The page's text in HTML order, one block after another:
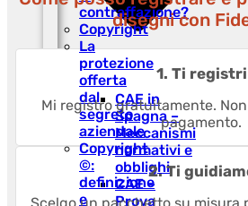
CAE in
Spagna –
Meccanismi
normativi e
obblighi
CAE –
Prova
contraffazione?
Copyright
La
protezione
offerta
dal
segreto
aziendale
Copyright
©:
definizione
e
disegni con
1. Ti registri
Mi registro gratuitamente.
pagamento.
2. Ti